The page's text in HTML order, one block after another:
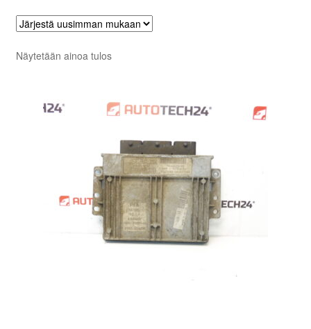
Näytetään ainoa tulos